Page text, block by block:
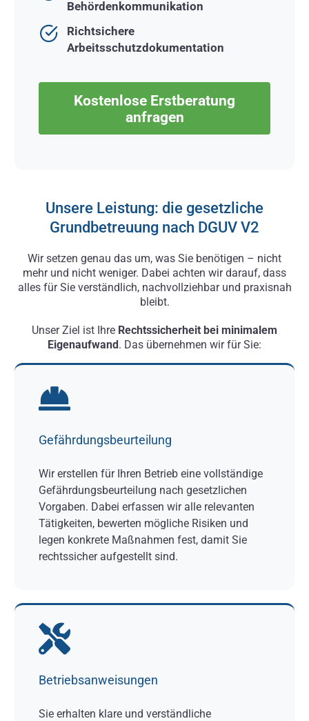
Behördenkommunikation
Richtsichere
Arbeitsschutzdokumentation
Kostenlose Erstberatung
anfragen
Unsere Leistung: die gesetzliche
Grundbetreuung nach DGUV V2
Wir setzen genau das um, was Sie benötigen – nicht
mehr und nicht weniger. Dabei achten wir darauf, dass
alles für Sie verständlich, nachvollziehbar und praxisnah
bleibt.
Unser Ziel ist Ihre Rechtssicherheit bei minimalem
Eigenaufwand. Das übernehmen wir für Sie:
Gefährdungsbeurteilung
Wir erstellen für Ihren Betrieb eine vollständige
Gefährdungsbeurteilung nach gesetzlichen
Vorgaben. Dabei erfassen wir alle relevanten
Tätigkeiten, bewerten mögliche Risiken und
legen konkrete Maßnahmen fest, damit Sie
rechtssicher aufgestellt sind.
Betriebsanweisungen
Sie erhalten klare und verständliche